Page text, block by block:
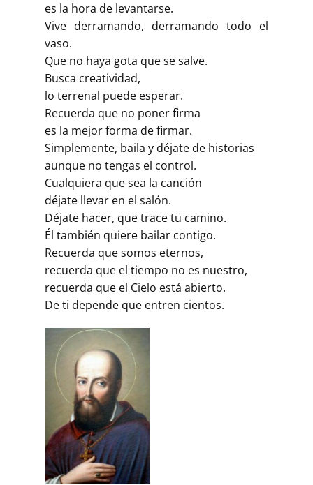
es la hora de levantarse.
Vive derramando, derramando todo el
vaso.
Que no haya gota que se salve.
Busca creatividad,
lo terrenal puede esperar.
Recuerda que no poner firma
es la mejor forma de firmar.
Simplemente, baila y déjate de historias
aunque no tengas el control.
Cualquiera que sea la canción
déjate llevar en el salón.
Déjate hacer, que trace tu camino.
Él también quiere bailar contigo.
Recuerda que somos eternos,
recuerda que el tiempo no es nuestro,
recuerda que el Cielo está abierto.
De ti depende que entren cientos.